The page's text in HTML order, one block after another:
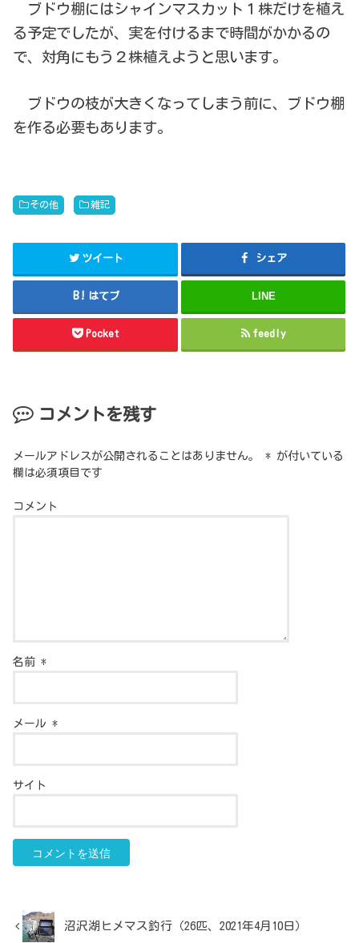
ブドウ棚にはシャインマスカット１株だけを植え
る予定でしたが、実を付けるまで時間がかかるの
で、対角にもう２株植えようと思います。
ブドウの枝が大きくなってしまう前に、ブドウ棚
を作る必要もあります。
その他 雑記
ツイート シェア
はてブ LINE
Pocket feedly
コメントを残す
メールアドレスが公開されることはありません。 * が付いている
欄は必須項目です
コメント
名前*
メール*
サイト
沼沢湖ヒメマス釣行（26匹、2021年4月10日）